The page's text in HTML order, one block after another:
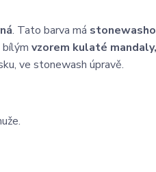
. Tato barva má
vzorem kulaté
ve stonewash úpravě.